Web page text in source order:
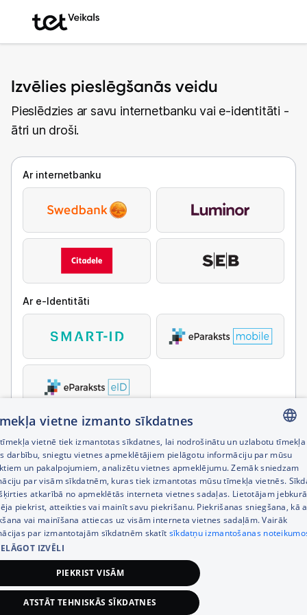
Izvēlies pieslēgšanās veidu
Pieslēdzies ar savu internetbanku vai e-identitāti -
ātri un droši.
Ar internetbanku
Ar e-Identitāti
LATVIAN
RUSSIAN
ENGLISH
vietne izmanto sīkdatnes
vietnē tiek izmantotas sīkdatnes, lai nodrošinātu un uzlabotu tīmekļa
darbību, sniegtu vietnes apmeklētājiem pielāgotu informāciju par mūsu
un pakalpojumiem, analizētu vietnes apmeklējumu. Zemāk sniedzam
par visām sīkdatnēm, kuras tiek izmantotas mūsu tīmekļa vietnēs.
atkarībā no apmeklētās interneta vietnes sadaļas. Lietotājam
piekrist, atteikties vai mainīt savu piekrišanu. Piekrišanas sniegšana, kā
vai mainīšana attiecas uz visām interneta vietnes sadaļām. Vairāk
par izmantotajām sīkdatnēm skatīt sīkdatņu izmantošanas
IZVĒLI
PIEKRIST VISĀM
ATSTĀT TEHNISKĀS SĪKDATNES